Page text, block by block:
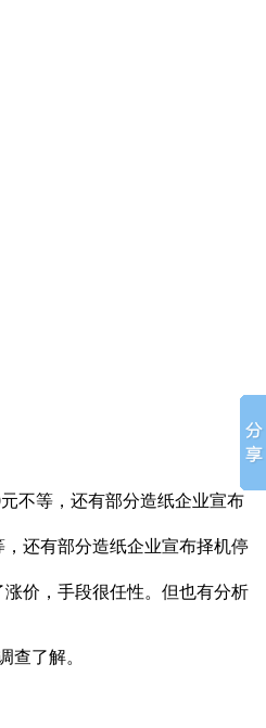
不等，还有部分造纸企业宣布
还有部分造纸企业宣布择机停
价，手段很任性。但也有分析
了解。